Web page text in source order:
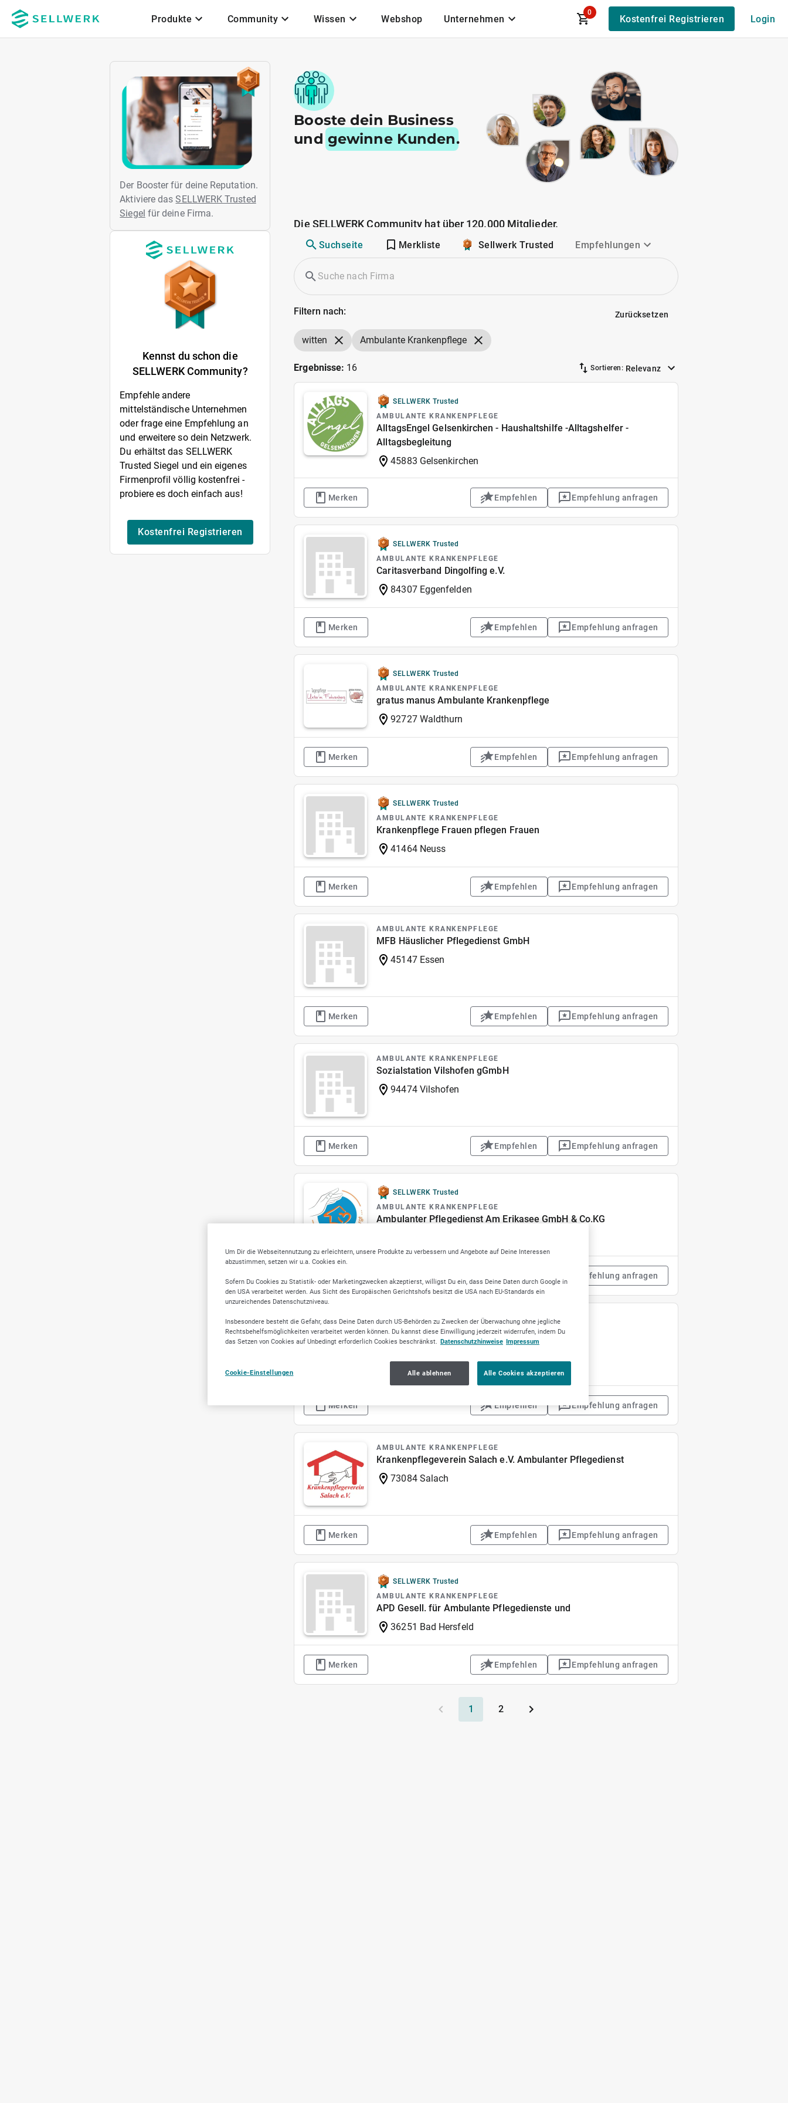
Zum Hauptinhalt
Produkte Community Wissen Webshop Unternehmen
0
Kostenfrei Registrieren Login
Der Booster für deine Reputation.
Aktiviere dasSELLWERK Trusted
Siegel für deine Firma.
Kennst du schon die
SELLWERK Community?
Empfehle andere
mittelständische Unternehmen
oder frage eine Empfehlung an
und erweitere so dein Netzwerk.
Du erhältst das SELLWERK
Trusted Siegel und ein eigenes
Firmenprofil völlig kostenfrei -
probiere es doch einfach aus!
Kostenfrei Registrieren
Booste dein Business
und gewinne Kunden.
Die SELLWERK Community hat über 120.000 Mitglieder.
Suchseite Merkliste Sellwerk Trusted Empfehlungen
Filtern nach: Zurücksetzen
witten Ambulante Krankenpflege
Ergebnisse: 16 Sortieren: Relevanz
SELLWERK Trusted
AMBULANTE KRANKENPFLEGE
AlltagsEngel Gelsenkirchen - Haushaltshilfe -Alltagshelfer -
Alltagsbegleitung
45883 Gelsenkirchen
Merken Empfehlen Empfehlung anfragen
SELLWERK Trusted
AMBULANTE KRANKENPFLEGE
Caritasverband Dingolfing e.V.
84307 Eggenfelden
Merken Empfehlen Empfehlung anfragen
SELLWERK Trusted
AMBULANTE KRANKENPFLEGE
gratus manus Ambulante Krankenpflege
92727 Waldthurn
Merken Empfehlen Empfehlung anfragen
SELLWERK Trusted
AMBULANTE KRANKENPFLEGE
Krankenpflege Frauen pflegen Frauen
41464 Neuss
Merken Empfehlen Empfehlung anfragen
AMBULANTE KRANKENPFLEGE
MFB Häuslicher Pflegedienst GmbH
45147 Essen
Merken Empfehlen Empfehlung anfragen
AMBULANTE KRANKENPFLEGE
Sozialstation Vilshofen gGmbH
94474 Vilshofen
Merken Empfehlen Empfehlung anfragen
SELLWERK Trusted
AMBULANTE KRANKENPFLEGE
Ambulanter Pflegedienst Am Erikasee GmbH & Co.KG
Empfehlung anfragen
SELLWERK Trusted
AMBULANTE KRANKENPFLEGE
Silka Währisch Anke Oehmichen
01324 Dresden
Merken Empfehlen Empfehlung anfragen
AMBULANTE KRANKENPFLEGE
Krankenpflegeverein Salach e.V. Ambulanter Pflegedienst
73084 Salach
Merken Empfehlen Empfehlung anfragen
SELLWERK Trusted
AMBULANTE KRANKENPFLEGE
APD Gesell. für Ambulante Pflegedienste und
36251 Bad Hersfeld
Merken Empfehlen Empfehlung anfragen
1 2
Um Dir die Webseitennutzung zu erleichtern, unsere Produkte zu verbessern und Angebote auf Deine Interessen
abzustimmen, setzen wir u.a. Cookies ein.
Sofern Du Cookies zu Statistik- oder Marketingzwecken akzeptierst, willigst Du ein, dass Deine Daten durch Google in
den USA verarbeitet werden. Aus Sicht des Europäischen Gerichtshofs besitzt die USA nach EU-Standards ein
unzureichendes Datenschutzniveau.
Insbesondere besteht die Gefahr, dass Deine Daten durch US-Behörden zu Zwecken der Überwachung ohne jegliche
Rechtsbehelfsmöglichkeiten verarbeitet werden können. Du kannst diese Einwilligung jederzeit widerrufen, indem Du
das Setzen von Cookies auf Unbedingt erforderlich Cookies beschränkst. Datenschutzhinweise Impressum
Cookie-Einstellungen Alle ablehnen Alle Cookies akzeptieren